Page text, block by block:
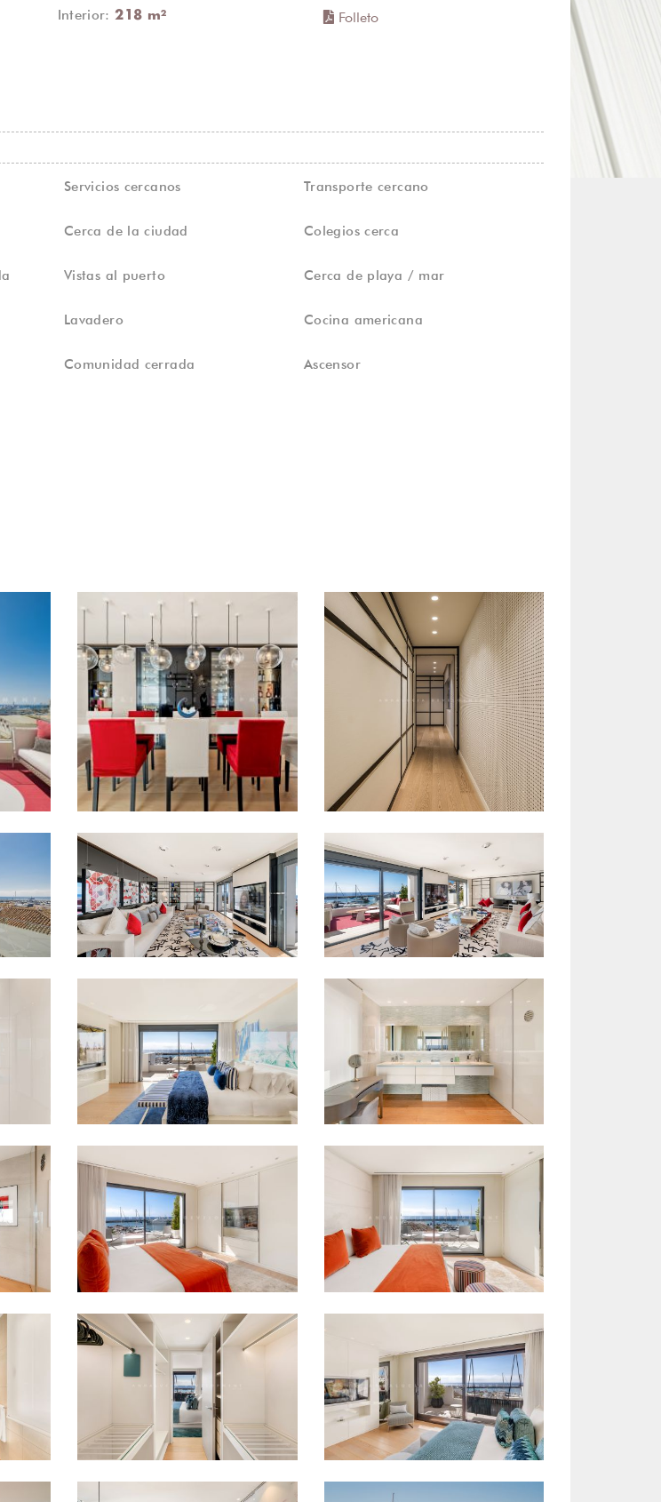
Interior: 218 m² Folleto
Servicios cercanos Transporte cercano
Cerca de la ciudad Colegios cerca
Vistas al puerto Cerca de playa / mar
Lavadero Cocina americana
Comunidad cerrada Ascensor